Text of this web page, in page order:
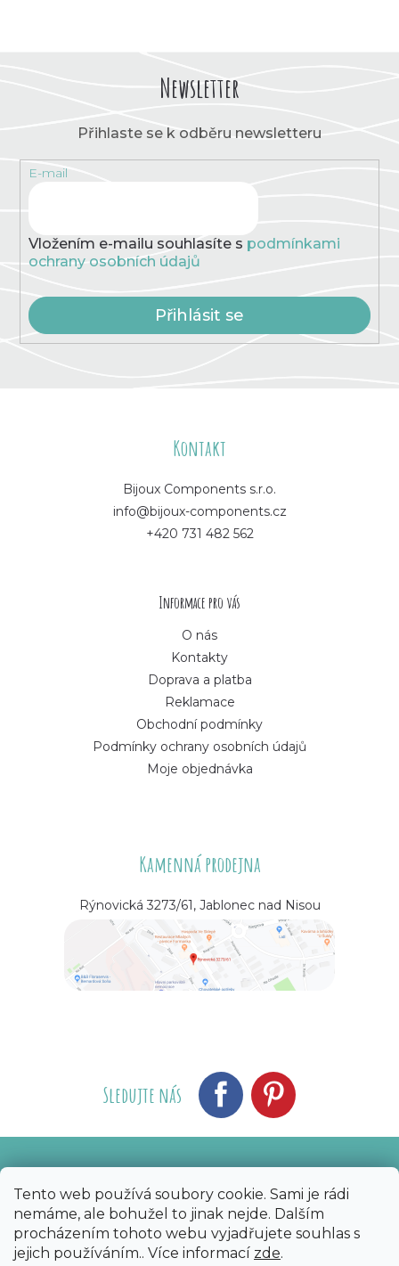
Tento web používá soubory cookie. Sami je rádi
nemáme, ale bohužel to jinak nejde. Dalším
procházením tohoto webu vyjadřujete souhlas s
jejich používáním.. Více informací zde.
Newsletter
Přihlaste se k odběru newsletteru
E-mail
Vložením e-mailu souhlasíte s podmínkami
ochrany osobních údajů
Přihlásit se
Kontakt
Bijoux Components s.r.o.
info@bijoux-components.cz
+420 731 482 562
Informace pro vás
O nás
Kontakty
Doprava a platba
Reklamace
Obchodní podmínky
Podmínky ochrany osobních údajů
Moje objednávka
Kamenná prodejna
Rýnovická 3273/61, Jablonec nad Nisou
Sledujte nás
Copyright 2026 Bijoux Components - Svět
korálků. Všechna práva vyhrazena.